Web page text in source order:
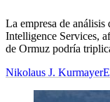
La empresa de
Intelligence Services,
de Ormuz podría
Nikolaus J. Kurmayer